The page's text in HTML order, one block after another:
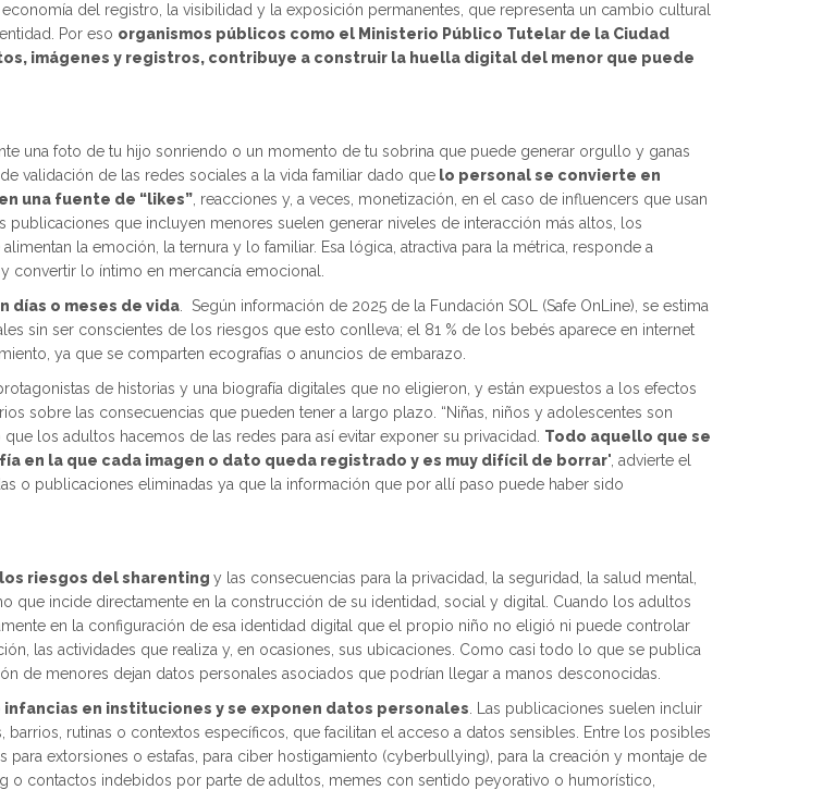
del registro, la visibilidad y la exposición permanentes, que representa un cambio cultural
Por eso organismos públicos como el Ministerio Público Tutelar de la Ciudad
imágenes y registros, contribuye a construir la huella digital del menor que puede
una foto de tu hijo sonriendo o un momento de tu sobrina que puede generar orgullo y ganas
validación de las redes sociales a la vida familiar dado que lo personal se convierte en
una fuente de “likes” , reacciones y, a veces, monetización, en el caso de influencers que usan
publicaciones que incluyen menores suelen generar niveles de interacción más altos, los
la emoción, la ternura y lo familiar. Esa lógica, atractiva para la métrica, responde a
lo íntimo en mercancía emocional.
días o meses de vida . Según información de 2025 de la Fundación SOL (Safe OnLine), se estima
sin ser conscientes de los riesgos que esto conlleva; el 81 % de los bebés aparece en internet
ya que se comparten ecografías o anuncios de embarazo.
de historias y una biografía digitales que no eligieron, y están expuestos a los efectos
sobre las consecuencias que pueden tener a largo plazo. “Niñas, niños y adolescentes son
los adultos hacemos de las redes para así evitar exponer su privacidad. Todo aquello que se
en la que cada imagen o dato queda registrado y es muy difícil de borrar", advierte el
o publicaciones eliminadas ya que la información que por allí paso puede haber sido
riesgos del sharenting y las consecuencias para la privacidad, la seguridad, la salud mental,
que incide directamente en la construcción de su identidad, social y digital. Cuando los adultos
en la configuración de esa identidad digital que el propio niño no eligió ni puede controlar
las actividades que realiza y, en ocasiones, sus ubicaciones. Como casi todo lo que se publica
de menores dejan datos personales asociados que podrían llegar a manos desconocidas.
en instituciones y se exponen datos personales . Las publicaciones suelen incluir
rutinas o contextos específicos, que facilitan el acceso a datos sensibles. Entre los posibles
extorsiones o estafas, para ciber hostigamiento (cyberbullying), para la creación y montaje de
contactos indebidos por parte de adultos, memes con sentido peyorativo o humorístico,